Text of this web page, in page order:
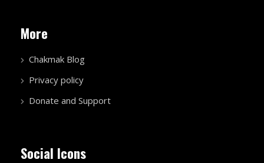
More
Chakmak Blog
Privacy policy
Donate and Support
Social Icons